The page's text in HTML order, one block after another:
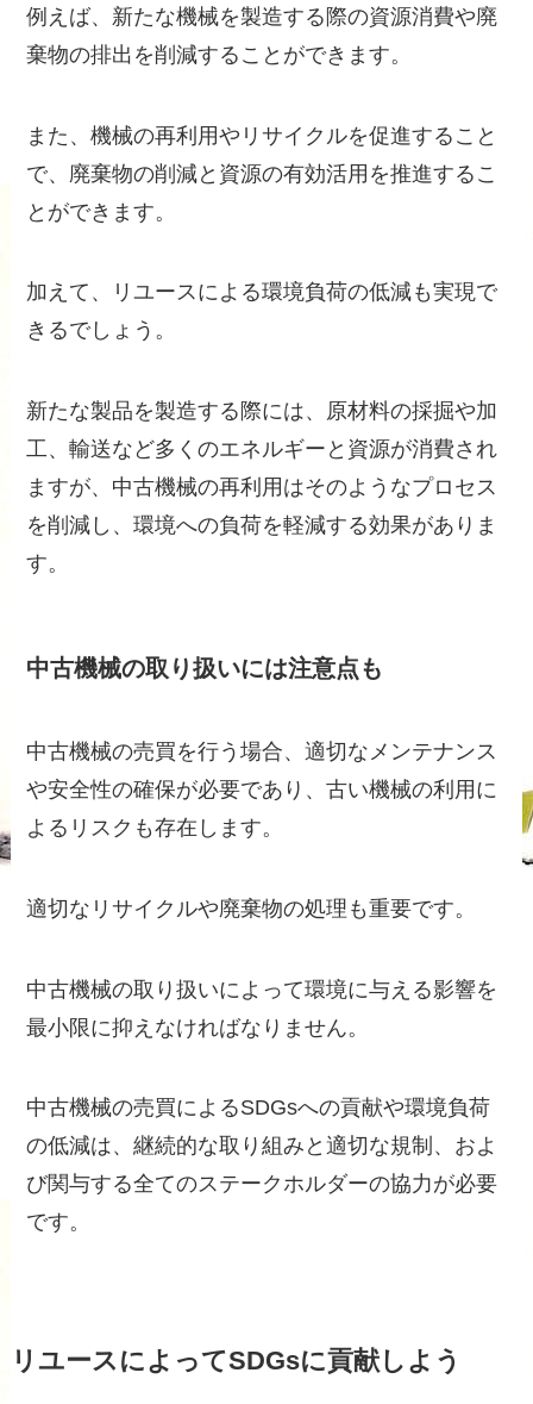
例えば、新たな機械を製造する際の資源消費や廃
棄物の排出を削減することができます。
また、機械の再利用やリサイクルを促進すること
で、廃棄物の削減と資源の有効活用を推進するこ
とができます。
加えて、リユースによる環境負荷の低減も実現で
きるでしょう。
新たな製品を製造する際には、原材料の採掘や加
工、輸送など多くのエネルギーと資源が消費され
ますが、中古機械の再利用はそのようなプロセス
を削減し、環境への負荷を軽減する効果がありま
す。
中古機械の取り扱いには注意点も
中古機械の売買を行う場合、適切なメンテナンス
や安全性の確保が必要であり、古い機械の利用に
よるリスクも存在します。
適切なリサイクルや廃棄物の処理も重要です。
中古機械の取り扱いによって環境に与える影響を
最小限に抑えなければなりません。
中古機械の売買によるSDGsへの貢献や環境負荷
の低減は、継続的な取り組みと適切な規制、およ
び関与する全てのステークホルダーの協力が必要
です。
リユースによってSDGsに貢献しよう